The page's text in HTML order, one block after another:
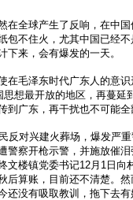
在全球产生了反响，在中
包不住火，尤其中国已经
下来，会有爆发的一天。
在毛泽东时代广东人的意识
思想最开放的地区，再蔓
广东，再干扰也不可能全
反对兴建火葬场，爆发严
警察开枪示警，并施放催
文楼镇党委书记12月1日向
后算账，目前还不清楚。
还没有吸取教训，拖下去有